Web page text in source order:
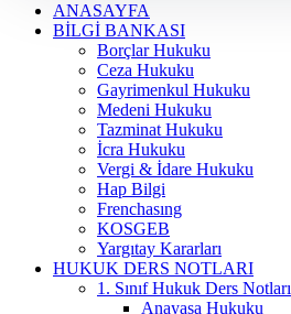
ANASAYFA
BILGI BANKASI
Borçlar Hukuku
Ceza Hukuku
Gayrimenkul Hukuku
Medeni Hukuku
Tazminat Hukuku
İcra Hukuku
Vergi & İdare Hukuku
Hap Bilgi
Frenchasıng
KOSGEB
Yargıtay Kararları
HUKUK DERS NOTLARI
1. Sınıf Hukuk Ders Notları
Anayasa Hukuku